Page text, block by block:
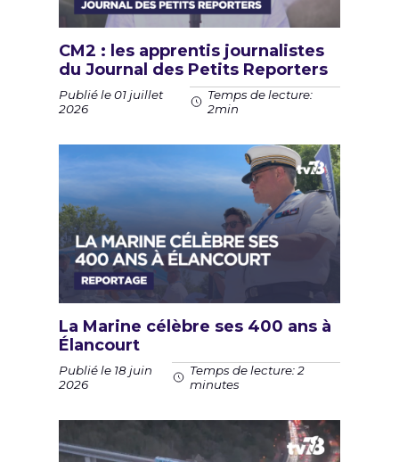
CM2 : les apprentis journalistes
du Journal des Petits Reporters
Publié le 01 juillet
2026
Temps de lecture:
2min
La Marine célèbre ses 400 ans à
Élancourt
Publié le 18 juin
2026
Temps de lecture: 2
minutes